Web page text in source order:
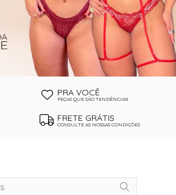
PRA VOCÊ
PEÇAS QUE SÃO TENDÊNCIAS!
FRETE GRÁTIS
CONSULTE AS NOSSAS CONDIÇÕES